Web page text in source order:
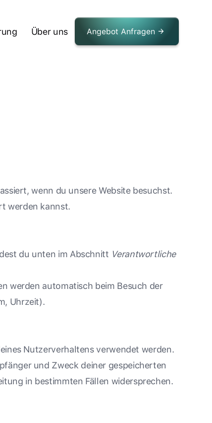
Über uns Angebot Anfragen
wenn du unsere Website besuchst.
werden kannst.
du unten im Abschnitt Verantwortliche
werden automatisch beim Besuch der
Uhrzeit).
Nutzerverhaltens verwendet werden.
und Zweck deiner gespeicherten
in bestimmten Fällen widersprechen.